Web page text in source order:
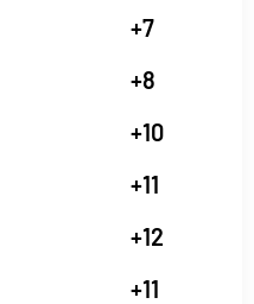
+7
+8
+10
+11
+12
+11